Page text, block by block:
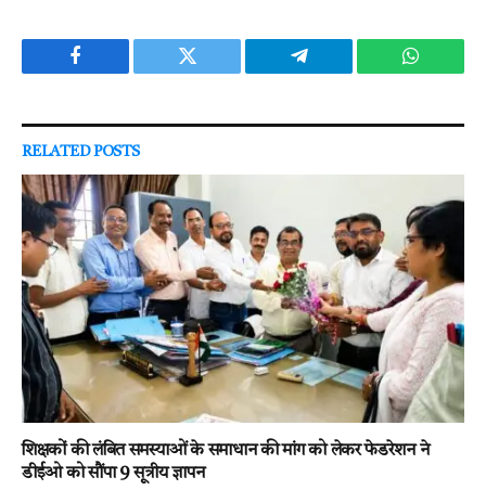
Facebook Twitter Telegram
RELATEDPOSTS
शिक्षकों की लंबित समस्याओं के समाधान की मांग को लेकर फेडरेशन ने
डीईओ को सौंपा 9 सूत्रीय ज्ञापन